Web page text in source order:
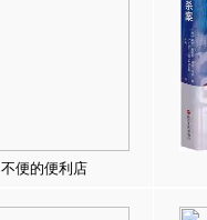
不便的便利店